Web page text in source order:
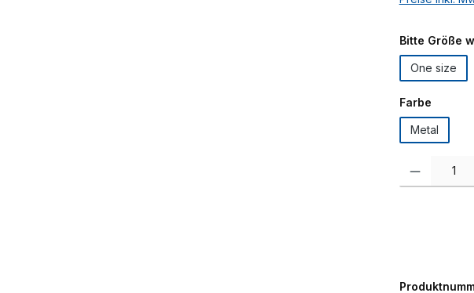
Bitte Größe
One size
Farbe
Metal
Produkt